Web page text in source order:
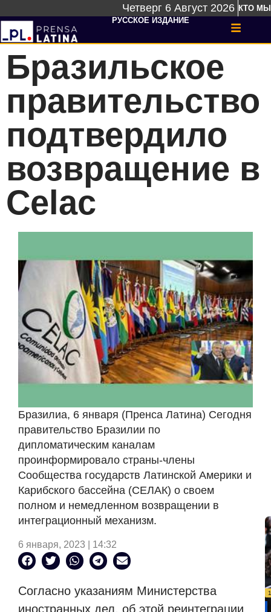
Четверг 6 Август 2026 КТО МЫ
РУССКОЕ ИЗДАНИЕ
Бразильское
правительство
подтвердило
возвращение в
Celac
Бразилиа, 6 января (Пренса Латина) Сегодня
правительство Бразилии по
дипломатическим каналам
проинформировало страны-члены
Сообщества государств Латинской Америки и
Карибского бассейна (СЕЛАК) о своем
полном и немедленном возвращении в
интеграционный механизм.
6 января, 2023 | 14:32
Согласно указаниям Министерства
иностранных дел, об этой реинтеграции